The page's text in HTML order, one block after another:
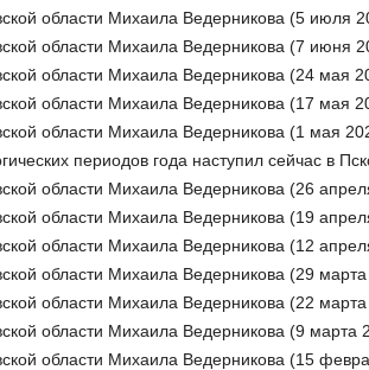
области Михаила Ведерникова (5 июля
области Михаила Ведерникова (7 июня
области Михаила Ведерникова (24 мая
области Михаила Ведерникова (17 мая
области Михаила Ведерникова (1 мая
периодов года наступил сейчас в
области Михаила Ведерникова (26
области Михаила Ведерникова (19
области Михаила Ведерникова (12
области Михаила Ведерникова (29
области Михаила Ведерникова (22
области Михаила Ведерникова (9 марта
области Михаила Ведерникова (15